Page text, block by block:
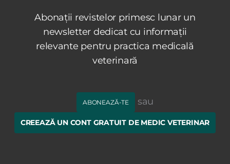
Abonații revistelor primesc lunar un
newsletter dedicat cu informații
relevante pentru practica medicală
veterinară
ABONEAZĂ-TE sau
CREEAZĂ UN CONT GRATUIT DE MEDIC VETERINAR